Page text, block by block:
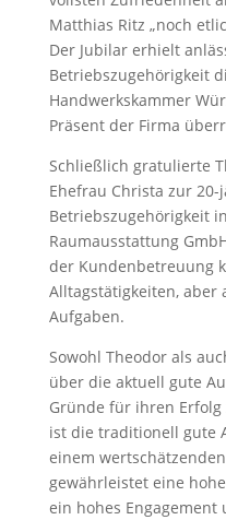
Matthias Ritz „noch
Der Jubilar erhielt
Betriebszugehörigkeit
Handwerkskammer
Präsent der Firma
Schließlich gratulierte
Ehefrau Christa zur 20-
Betriebszugehörigkeit
Raumausstattung
der Kundenbetreuung
Alltagstätigkeiten, aber
Aufgaben.
Sowohl Theodor als
über die aktuell gute
Gründe für ihren Erfolg
ist die traditionell gute
einem
gewährleistet eine
ein hohes Engagement